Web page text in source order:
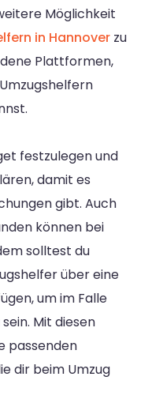
Möglichkeit
in Hannover zu
Plattformen,
festzulegen und
damit es
gibt. Auch
können bei
solltest du
über eine
um im Falle
Mit diesen
passenden
dir beim Umzug